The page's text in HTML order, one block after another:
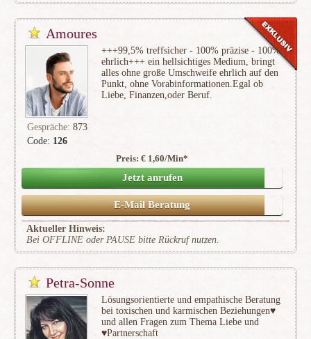
Amoures
Code: 126
+++99,5% treffsicher - 100% präzise - 100%
ehrlich+++ ein hellsichtiges Medium, bringt
alles ohne große Umschweife ehrlich auf den
Punkt, ohne Vorabinformationen.Egal ob
Liebe, Finanzen,oder Beruf.
Gespräche: 873
(118)
Preis: € 1,60/Min*
Jetzt anrufen
E-Mail Beratung
Aktueller Hinweis:
Bei OFFLINE oder PAUSE bitte Rückruf nutzen.
Petra-Sonne
Lösungsorientierte und empathische Beratung
bei toxischen und karmischen Beziehungen♥️
und allen Fragen zum Thema Liebe und
♥️Partnerschaft